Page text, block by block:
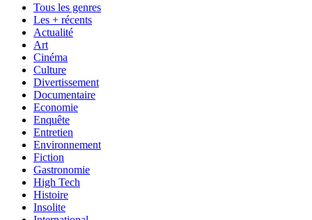
Tous les genres
Les + récents
Actualité
Art
Cinéma
Culture
Divertissement
Documentaire
Economie
Enquête
Entretien
Environnement
Fiction
Gastronomie
High Tech
Histoire
Insolite